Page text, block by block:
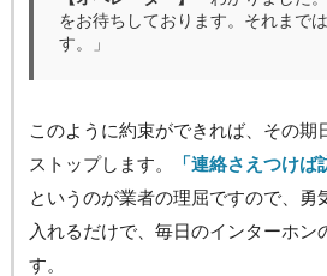
をお待ちしております。それまで
す。」
このように約束ができれば、その期
ストップします。
「連絡さえつけば
というのが業者の理屈ですので、勇
入れるだけで、毎日のインターホン
す。